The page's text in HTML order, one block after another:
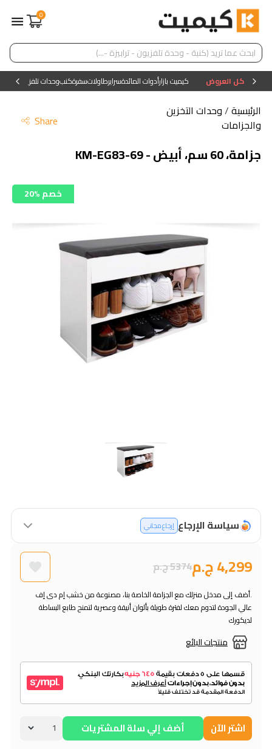
0
كل العروض كيميت بازارأدوات المائدةسرايرطاولاتسفرةكنبوحدات تلفزيون
الرئيسية/وحدات التخزين
والجزامات
Share
جزامة، 60 سم، أبيض - KM-EG83-69
20% خصم
سياسة الإرجاع إرجاع مجاني
4,299 ج.م 5374 ج.م
منتجات البائع
.أضف إلى مدخل منزلك مع الجزامة الخاصة بنا، مصنوعة من خشب إم دى إف
عالي الجودة لتدوم معك لفترة طويلة بألوان أنيقة وعصرية لتمنح طابع البساطة
لديكورك
اشتر الآن أضف إلي سلة المشتريات